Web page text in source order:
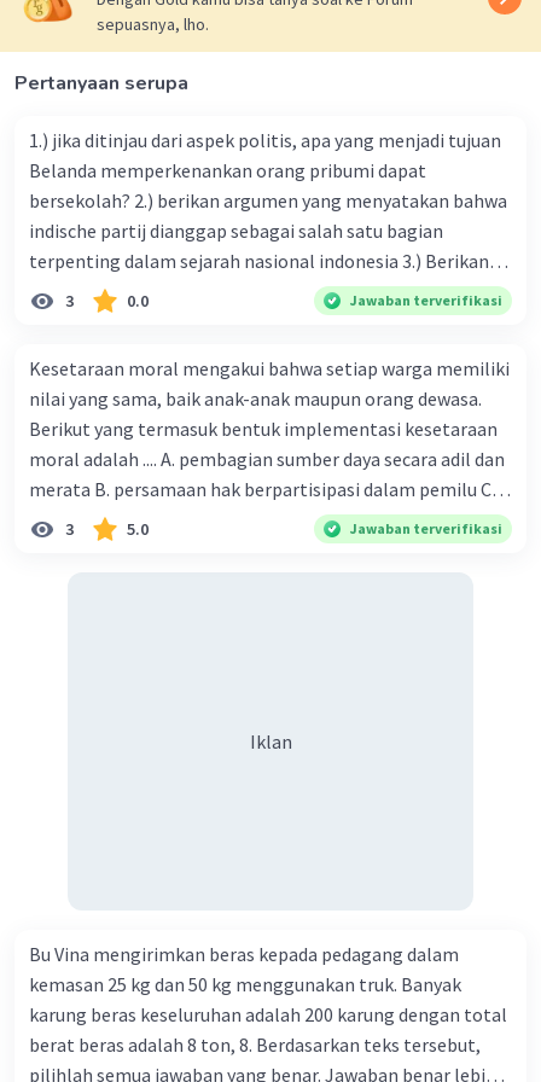
Iklan
sepuasnya, lho.
Pertanyaan serupa
1.) jika ditinjau dari aspek politis, apa yang menjadi tujuan
Belanda memperkenankan orang pribumi dapat
bersekolah? 2.) berikan argumen yang menyatakan bahwa
indische partij dianggap sebagai salah satu bagian
terpenting dalam sejarah nasional indonesia 3.) Berikan
argumen yang menyatakan bahwa Perhimpunan
Indonesia dianggap sebagai salah satu bagian terpenting
dengan masa radikal dalam pergerakan nasional
Indonesia? Lalu bagaimana reaksi pemerintah kolonial
menghadapinya! -masa radikal itu adalah
3 0.0 Jawaban terverifikasi
Kesetaraan moral mengakui bahwa setiap warga memiliki
nilai yang sama, baik anak-anak maupun orang dewasa.
Berikut yang termasuk bentuk implementasi kesetaraan
moral adalah .... A. pembagian sumber daya secara adil dan
merata B. persamaan hak berpartisipasi dalam pemilu C.
menghargai pendapat orang lain D. menerapkan hukum
secara adil E. merendahkan status orang lain
3 5.0 Jawaban terverifikasi
Iklan
Bu Vina mengirimkan beras kepada pedagang dalam
kemasan 25 kg dan 50 kg menggunakan truk. Banyak
karung beras keseluruhan adalah 200 karung dengan total
berat beras adalah 8 ton, 8. Berdasarkan teks tersebut,
pilihlah semua jawaban yang benar. Jawaban benar lebih